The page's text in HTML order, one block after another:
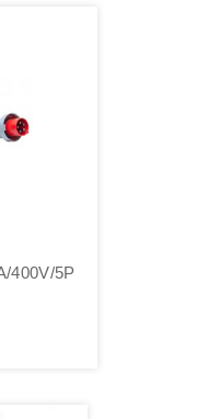
400V/5P